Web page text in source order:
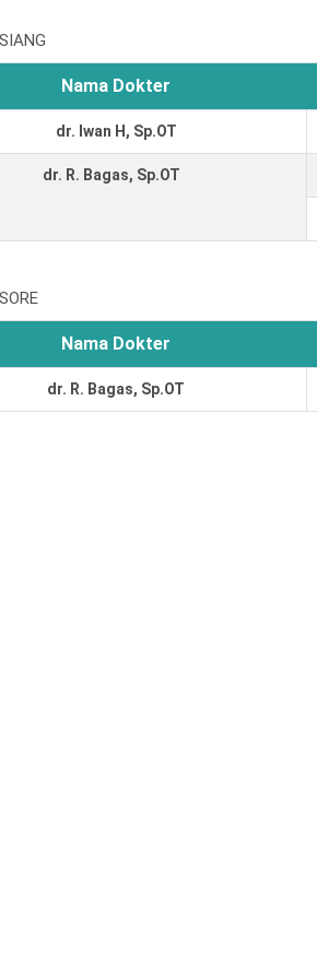
Nama Dokter
dr. Iwan H, Sp.OT
dr. R. Bagas, Sp.OT
Nama Dokter
dr. R. Bagas, Sp.OT